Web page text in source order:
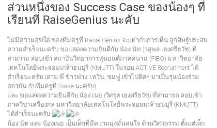
ส่วนหนึ่งของ Success Case ของน้องๆ ที่
เรียนที่ RaiseGenius นะคับ
ไม่มีความสุขใด ของทีมครูที่ Raise Genius จะเท่ากับการเห็น ลูกศิษฐ์ประสบ
ความสำเร็จนะครับ ขอแสดงความยินดีกับ น้อง นัท (วสุพล เฮงศรีธวัช) ที่
สามารถ สอบเข้า สถาบันวิทยาการหุ่นยนต์ภาคสนาม (FIBO) มหาวิทยาลัย
เทคโนโลยีพระจอมเกล้าธนบุรี (KMUTT) ในรอบ ACTIVE Recruitment ได้
สำเร็จนะครับ (ตาม พี่ ข้าวฟ่าง, เหวิน, ชมพู่ เข้าไปติดๆ มาเป็นรุ่นน้องร่วม
สถาบัน กับทีมครูที่ Raise นะครับ)
และ ขอแสดงความยินดีกับ น้อง เนย (วิศรุต เฮงศรีธวัช) ที่สามารถ สอบเข้า
ภาควิชาเครื่องกล มหาวิทยาลัยเทคโนโลยีพระจอมเกล้าธนบุรี (KMUTT)
ได้สำเร็จนะครับ
น้อง นัท และ น้องเนย เป็นเด็กที่มีความมุ่งมั่นสนใจ ด้านวิศวกรรม ตั้งแต่เด็ก